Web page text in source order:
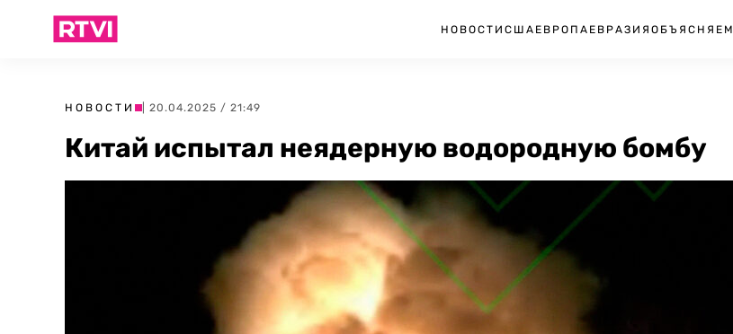
НОВОСТИ США ЕВРОПА ЕВРАЗИЯ ОБЪЯСНЯЕМ
НОВОСТИ | 20.04.2025 / 21:49
Китай испытал неядерную водородную бомбу